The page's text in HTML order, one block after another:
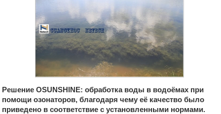
Решение OSUNSHINE: обработка воды в водоёмах при
помощи озонаторов, благодаря чему её качество было
приведено в соответствие с установленными нормами.